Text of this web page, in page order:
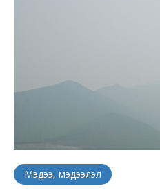
Мэдээ, мэдээлэл